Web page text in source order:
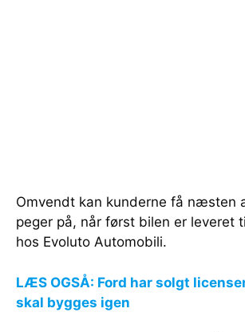
Omvendt kan kunderne få næsten
peger på, når først bilen er leveret
hos Evoluto Automobili.
LÆS OGSÅ: Ford har solgt
skal bygges igen